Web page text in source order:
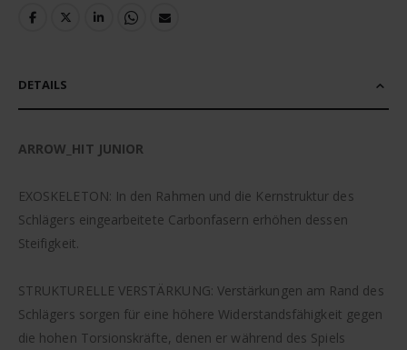
DETAILS
ARROW_HIT JUNIOR
EXOSKELETON: In den Rahmen und die Kernstruktur des
Schlägers eingearbeitete Carbonfasern erhöhen dessen
Steifigkeit.
STRUKTURELLE VERSTÄRKUNG: Verstärkungen am Rand des
Schlägers sorgen für eine höhere Widerstandsfähigkeit gegen
die hohen Torsionskräfte, denen er während des Spiels